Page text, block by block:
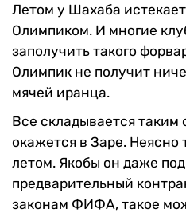
Летом у Шахаба
Олимпиком. И многие
заполучить такого
Олимпик не получит
мячей иранца.
Все складывается таким
окажется в Заре. Неясно
летом. Якобы он даже
предварительный
законам ФИФА, такое